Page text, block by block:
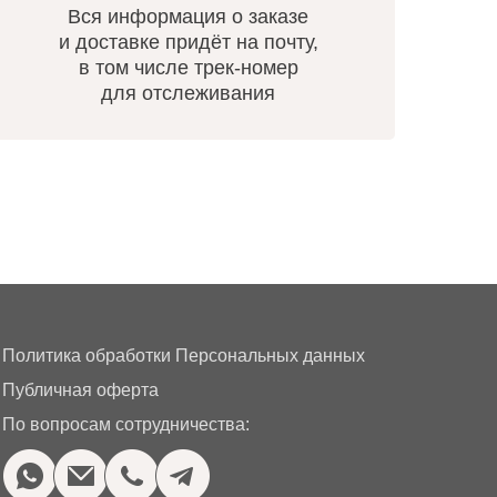
Вся информация о заказе
и доставке придёт на почту,
в том числе трек-номер
для отслеживания
Политика обработки Персональных данных
Публичная оферта
По вопросам сотрудничества: